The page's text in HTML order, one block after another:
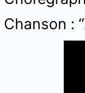
Chanson :